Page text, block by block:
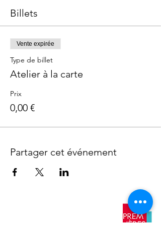
Billets
Vente expirée
Type de billet
Atelier à la carte
Prix
0,00 €
Partager cet événement